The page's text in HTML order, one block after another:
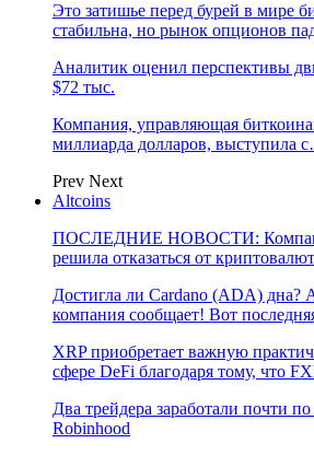
Это затишье перед бурей в мире
стабильна, но рынок опционов
Аналитик оценил перспективы
$72 тыс.
Компания, управляющая
миллиарда долларов, выступила
Prev Next
Altcoins
ПОСЛЕДНИЕ НОВОСТИ:
решила отказаться от
Достигла ли Cardano (ADA) дна?
компания сообщает! Вот
XRP приобретает важную
сфере DeFi благодаря тому, что
Два трейдера заработали почти
Robinhood